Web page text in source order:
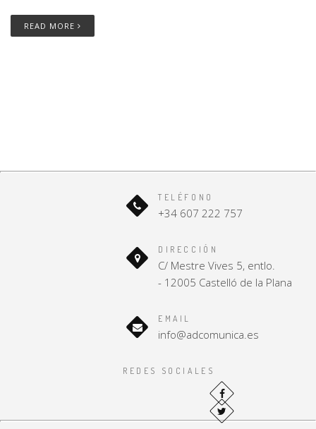
READ MORE
TELÉFONO
+34 607 222 757
DIRECCIÓN
C/ Mestre Vives 5, entlo.
- 12005 Castelló de la Plana
EMAIL
info@adcomunica.es
REDES SOCIALES